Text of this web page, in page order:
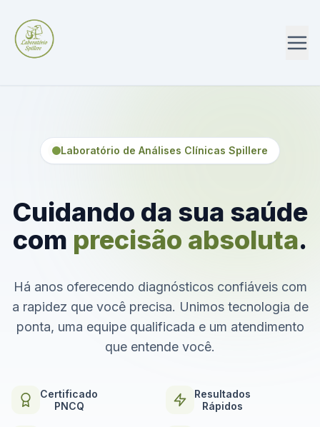
Laboratório de Análises Clínicas Spillere
Cuidando da sua saúde
com precisão absoluta.
Há anos oferecendo diagnósticos confiáveis com
a rapidez que você precisa. Unimos tecnologia de
ponta, uma equipe qualificada e um atendimento
que entende você.
Certificado
PNCQ
Resultados
Rápidos